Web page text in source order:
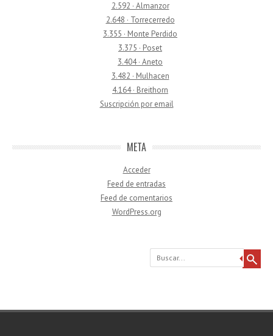
2.592 · Almanzor
2.648 · Torrecerredo
3.355 · Monte Perdido
3.375 · Poset
3.404 · Aneto
3.482 · Mulhacen
4.164 · Breithorn
Suscripción por email
META
Acceder
Feed de entradas
Feed de comentarios
WordPress.org
Buscar